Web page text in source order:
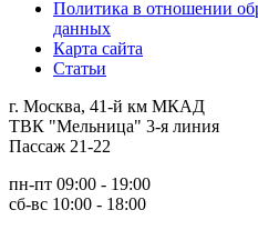
Политика в отношении
данных
Карта сайта
Статьи
г. Москва, 41-й км МКАД
ТВК "Мельница" 3-я линия
Пассаж 21-22
пн-пт 09:00 - 19:00
сб-вс 10:00 - 18:00